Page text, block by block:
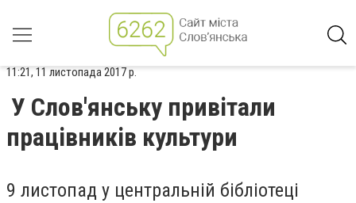
11:21, 11 листопада 2017 р.
У Слов'янську привітали
працівників культури
9 листопад у центральній бібліотеці